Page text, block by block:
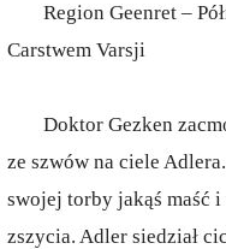
Region Geenret –
Carstwem Varsji
Doktor Gezken
ze szwów na ciele
swojej torby jakąś maść
zszycia. Adler siedział